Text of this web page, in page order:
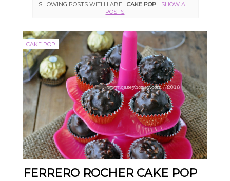
SHOWING POSTS WITH LABELCAKE POP.
SHOW ALL
POSTS
CAKE POP
FERRERO ROCHER CAKE POP